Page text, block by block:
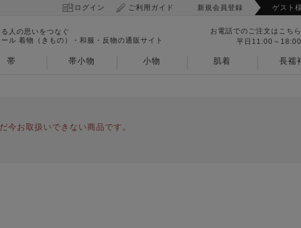
ログイン ご利用ガイド 新規会員登録 ゲスト様
人の思いをつなぐ
ル 着物（きもの）・和服・反物の通販サイト
お電話でのご注文はこちら
平日11:00～18:00
帯 帯小物 小物 肌着
長襦
今お取扱いできない商品です。